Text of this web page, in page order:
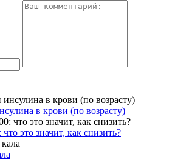
в крови (по возрасту)
это значит, как снизить?